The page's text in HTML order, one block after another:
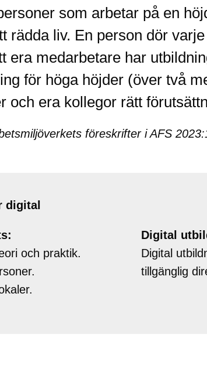
som arbetar på en
rädda liv. En person dör
era medarbetare har
för höga höjder (över två
och era kollegor rätt
föreskrifter i AFS
digital
och praktik.
Digital
Digital
tillgänglig